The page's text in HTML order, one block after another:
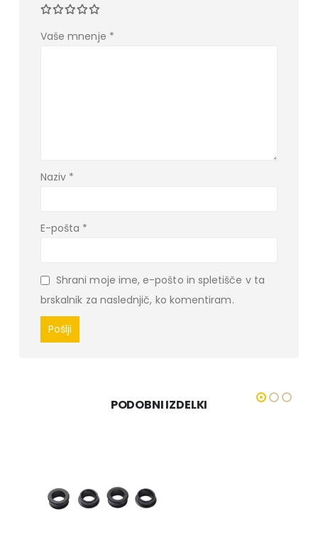
Vaše mnenje *
Naziv *
E-pošta *
Shrani moje ime, e-pošto in spletišče v ta
brskalnik za naslednjič, ko komentiram.
PODOBNI IZDELKI